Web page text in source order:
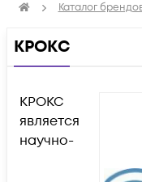
Каталог
КРОКС
КРОКС
является
научно-